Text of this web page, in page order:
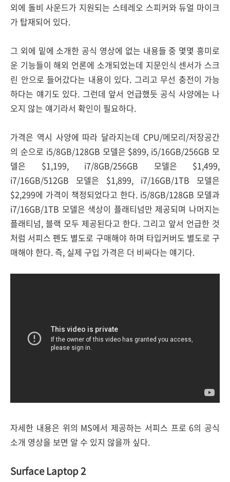
외에 돌비 사운드가 지원되는 스테레오 스피커와 듀얼 마이크
가 탑재되어 있다.
그 외에 밑에 소개한 공식 영상에 없는 내용들 중 몇몇 흥미로
운 기능들이 해외 언론에 소개되었는데 지문인식 센서가 스크
린 안으로 들어갔다는 내용이 있다. 그리고 무선 충전이 가능
하다는 얘기도 있다. 그런데 앞서 언급했듯 공식 사양에는 나
오지 않는 얘기라서 확인이 필요하다.
가격은 역시 사양에 따라 달라지는데 CPU/메모리/저장공간
의 순으로 i5/8GB/128GB 모델은 $899, i5/16GB/256GB 모
델은 $1,199, i7/8GB/256GB 모델은 $1,499,
i7/16GB/512GB 모델은 $1,899, i7/16GB/1TB 모델은
$2,299에 가격이 책정되었다고 한다. i5/8GB/128GB 모델과
i7/16GB/1TB 모델은 색상이 플래티넘만 제공되며 나머지는
플래티넘, 블랙 모두 제공된다고 한다. 그리고 앞서 언급한 것
처럼 서피스 펜도 별도로 구매해야 하며 타입커버도 별도로 구
매해야 한다. 즉, 실제 구입 가격은 더 비싸다는 얘기다.
자세한 내용은 위의 MS에서 제공하는 서피스 프로 6의 공식
소개 영상을 보면 알 수 있지 않을까 싶다.
Surface Laptop 2